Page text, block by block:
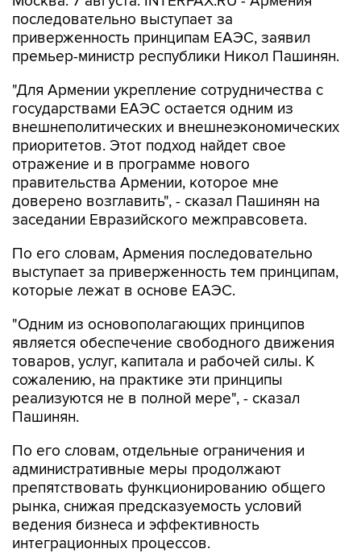
последовательно выступает за
приверженность принципам ЕАЭС, заявил
премьер-министр республики Никол Пашинян.
"Для Армении укрепление сотрудничества с
государствами ЕАЭС остается одним из
внешнеполитических и внешнеэкономических
приоритетов. Этот подход найдет свое
отражение и в программе нового
правительства Армении, которое мне
доверено возглавить", - сказал Пашинян на
заседании Евразийского межправсовета.
По его словам, Армения последовательно
выступает за приверженность тем принципам,
которые лежат в основе ЕАЭС.
"Одним из основополагающих принципов
является обеспечение свободного движения
товаров, услуг, капитала и рабочей силы. К
сожалению, на практике эти принципы
реализуются не в полной мере", - сказал
Пашинян.
По его словам, отдельные ограничения и
административные меры продолжают
препятствовать функционированию общего
рынка, снижая предсказуемость условий
ведения бизнеса и эффективность
интеграционных процессов.